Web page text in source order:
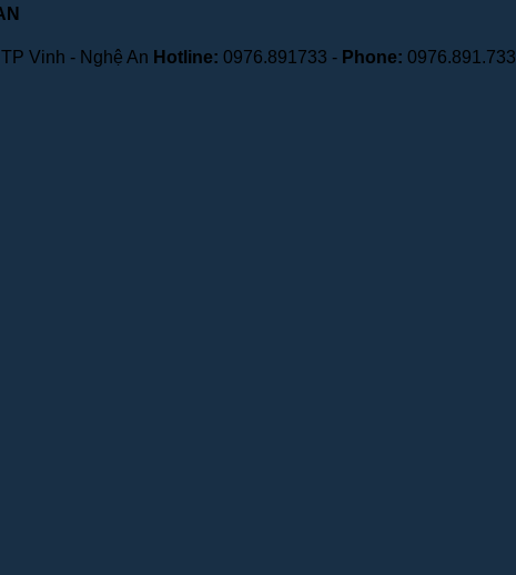
Vinh - Nghệ An Hotline: 0976.891733 - Phone: 0976.891.733